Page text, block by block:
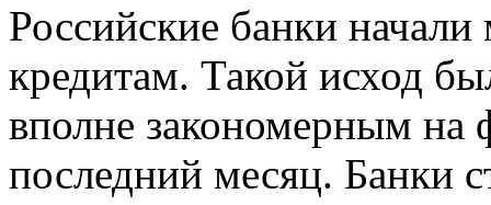
Российские банки
кредитам. Такой исход
вполне закономерным на
последний месяц. Банки